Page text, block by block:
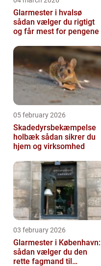
Glarmester i hvalsø
sådan vælger du rigtigt
og får mest for pengene
05 february 2026
Skadedyrsbekæmpelse
holbæk sådan sikrer du
hjem og virksomhed
03 february 2026
Glarmester i København:
sådan vælger du den
rette fagmand til